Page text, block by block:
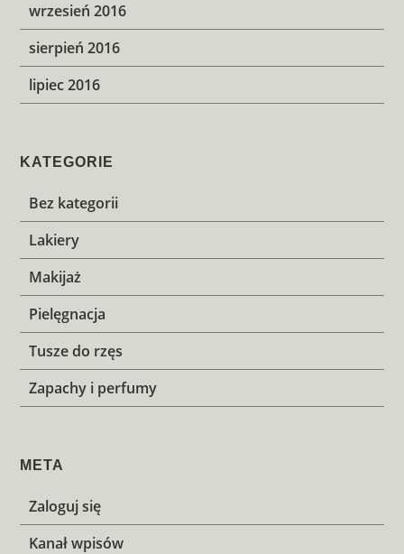
wrzesień 2016
sierpień 2016
lipiec 2016
KATEGORIE
Bez kategorii
Lakiery
Makijaż
Pielęgnacja
Tusze do rzęs
Zapachy i perfumy
META
Zaloguj się
Kanał wpisów